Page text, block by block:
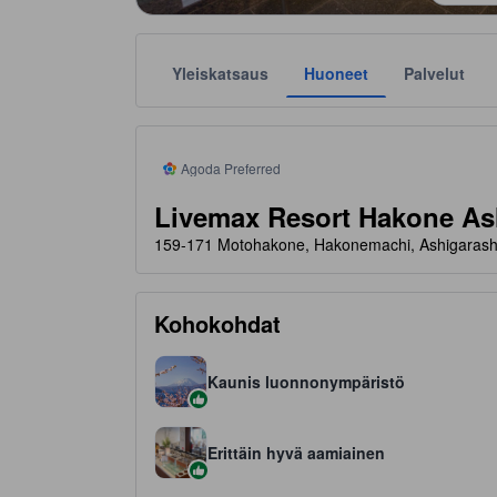
Yleiskatsaus Huoneet Palvelut
Agoda Preferred
Livemax Resort Hakone
159-171 Motohakone, Hakonemachi,
Kohokohdat
Kaunis luonnonympäristö
Erittäin hyvä aamiainen